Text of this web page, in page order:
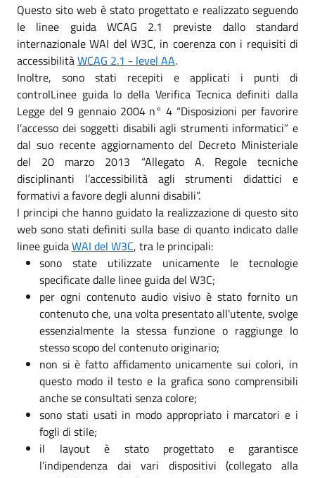
Questo sito web è stato progettato e realizzato seguendo
le linee guida WCAG 2.1 previste dallo standard
internazionale WAI del W3C, in coerenza con i requisiti di
accessibilitàWCAG 2.1 - level AA.
Inoltre, sono stati recepiti e applicati i punti di
controlLinee guida lo della Verifica Tecnica definiti dalla
Legge del 9 gennaio 2004 n° 4 “Disposizioni per favorire
l’accesso dei soggetti disabili agli strumenti informatici” e
dal suo recente aggiornamento del Decreto Ministeriale
del 20 marzo 2013 “Allegato A. Regole tecniche
disciplinanti l’accessibilità agli strumenti didattici e
formativi a favore degli alunni disabili”.
I principi che hanno guidato la realizzazione di questo sito
web sono stati definiti sulla base di quanto indicato dalle
linee guidaWAI del W3C, tra le principali:
sono state utilizzate unicamente le tecnologie
specificate dalle linee guida del W3C;
per ogni contenuto audio visivo è stato fornito un
contenuto che, una volta presentato all'utente, svolge
essenzialmente la stessa funzione o raggiunge lo
stesso scopo del contenuto originario;
non si è fatto affidamento unicamente sui colori, in
questo modo il testo e la grafica sono comprensibili
anche se consultati senza colore;
sono stati usati in modo appropriato i marcatori e i
fogli di stile;
il layout è stato progettato e garantisce
l’indipendenza dai vari dispositivi (collegato alla